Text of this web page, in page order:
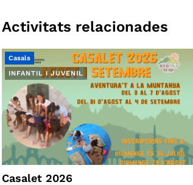
Activitats relacionades
INFANTIL I JUVENIL
Casals
Casalet 2026